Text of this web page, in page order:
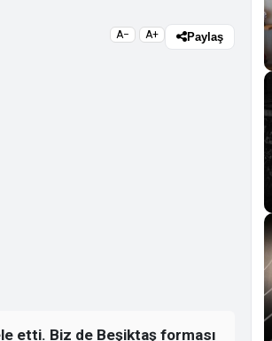
A− A+ Paylaş
etti. Biz de Beşiktaş forması